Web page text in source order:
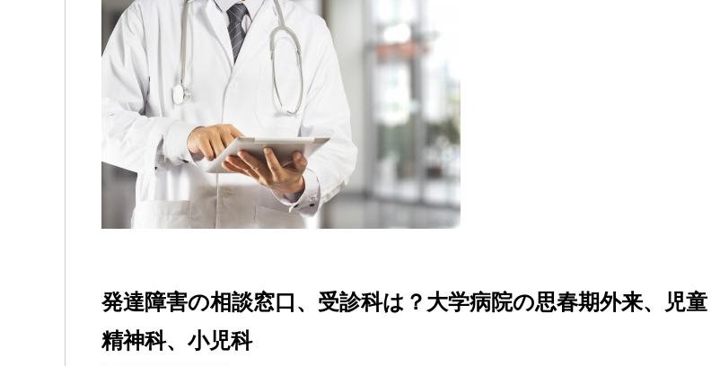
発達障害の相談窓口、受診科は？大学病院の思春期外来、児童
精神科、小児科